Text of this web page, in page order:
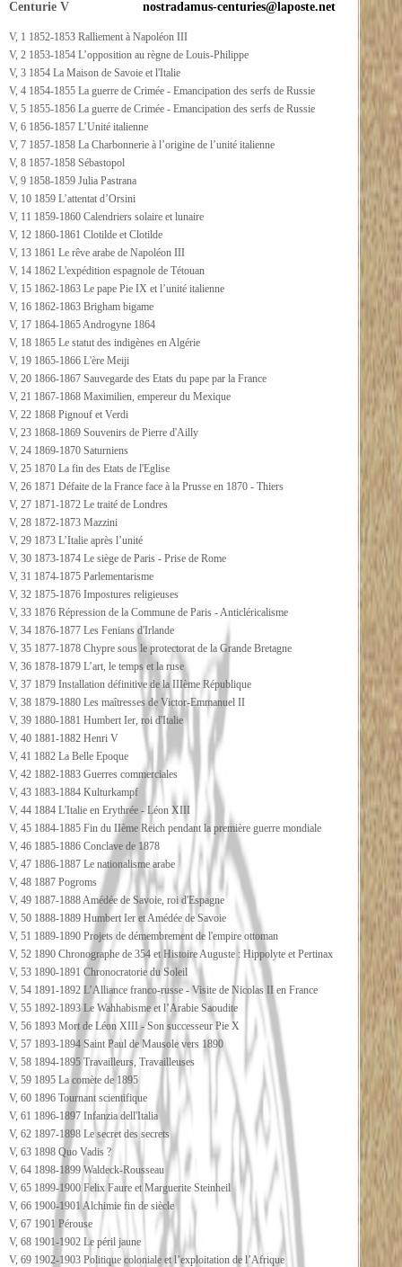
Centurie V
V, 1 1852-1853 Ralliement à Napoléon III
V, 2 1853-1854 L’opposition au règne de Louis-Philippe
V, 3 1854 La Maison de Savoie et l'Italie
V, 4 1854-1855 La guerre de Crimée - Emancipation des serfs de Russie
V, 5 1855-1856 La guerre de Crimée - Emancipation des serfs de Russie
V, 6 1856-1857 L’Unité italienne
V, 7 1857-1858 La Charbonnerie à l’origine de l’unité italienne
V, 8 1857-1858 Sébastopol
V, 9 1858-1859 Julia Pastrana
V, 10 1859 L’attentat d’Orsini
V, 11 1859-1860 Calendriers solaire et lunaire
V, 12 1860-1861 Clotilde et Clotilde
V, 13 1861 Le rêve arabe de Napoléon III
V, 14 1862 L'expédition espagnole de Tétouan
V, 15 1862-1863 Le pape Pie IX et l’unité italienne
V, 16 1862-1863 Brigham bigame
V, 17 1864-1865 Androgyne 1864
V, 18 1865 Le statut des indigènes en Algérie
V, 19 1865-1866 L'ère Meiji
V, 20 1866-1867 Sauvegarde des Etats du pape par la France
V, 21 1867-1868 Maximilien, empereur du Mexique
V, 22 1868 Pignouf et Verdi
V, 23 1868-1869 Souvenirs de Pierre d'Ailly
V, 24 1869-1870 Saturniens
V, 25 1870 La fin des Etats de l'Eglise
V, 26 1871 Défaite de la France face à la Prusse en 1870 - Thiers
V, 27 1871-1872 Le traité de Londres
V, 28 1872-1873 Mazzini
V, 29 1873 L’Italie après l’unité
V, 30 1873-1874 Le siège de Paris - Prise de Rome
V, 31 1874-1875 Parlementarisme
V, 32 1875-1876 Impostures religieuses
V, 33 1876 Répression de la Commune de Paris - Anticléricalisme
V, 34 1876-1877 Les Fenians d'Irlande
V, 35 1877-1878 Chypre sous le protectorat de la Grande Bretagne
V, 36 1878-1879 L’art, le temps et la ruse
V, 37 1879 Installation définitive de la IIIème République
V, 38 1879-1880 Les maîtresses de Victor-Emmanuel II
V, 39 1880-1881 Humbert Ier, roi d'Italie
V, 40 1881-1882 Henri V
V, 41 1882 La Belle Epoque
V, 42 1882-1883 Guerres commerciales
V, 43 1883-1884 Kulturkampf
V, 44 1884 L'Italie en Erythrée - Léon XIII
V, 45 1884-1885 Fin du IIème Reich pendant la première guerre mondiale
V, 46 1885-1886 Conclave de 1878
V, 47 1886-1887 Le nationalisme arabe
V, 48 1887 Pogroms
V, 49 1887-1888 Amédée de Savoie, roi d'Espagne
V, 50 1888-1889 Humbert Ier et Amédée de Savoie
V, 51 1889-1890 Projets de démembrement de l'empire ottoman
V, 52 1890 Chronographe de 354 et Histoire Auguste : Hippolyte et Pertinax
V, 53 1890-1891 Chronocratorie du Soleil
V, 54 1891-1892 L’Alliance franco-russe - Visite de Nicolas II en France
V, 55 1892-1893 Le Wahhabisme et l’Arabie Saoudite
V, 56 1893 Mort de Léon XIII - Son successeur Pie X
V, 57 1893-1894 Saint Paul de Mausole vers 1890
V, 58 1894-1895 Travailleurs, Travailleuses
V, 59 1895 La comète de 1895
V, 60 1896 Tournant scientifique
V, 61 1896-1897 Infanzia dell'Italia
V, 62 1897-1898 Le secret des secrets
V, 63 1898 Quo Vadis ?
V, 64 1898-1899 Waldeck-Rousseau
V, 65 1899-1900 Felix Faure et Marguerite Steinheil
V, 66 1900-1901 Alchimie fin de siècle
V, 67 1901 Pérouse
V, 68 1901-1902 Le péril jaune
V, 69 1902-1903 Politique coloniale et l’exploitation de l’Afrique
nostradamus-centuries@laposte.net